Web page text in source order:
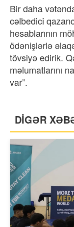
Bir daha
cəlbedici
hesablarının
ödənişlərlə
tövsiyə edirik.
məlumatlarını
var”.
DİGƏR